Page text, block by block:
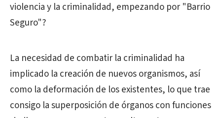
violencia y la criminalidad, empezando por "Barrio
Seguro"?
La necesidad de combatir la criminalidad ha
implicado la creación de nuevos organismos, así
como la deformación de los existentes, lo que trae
consigo la superposición de órganos con funciones